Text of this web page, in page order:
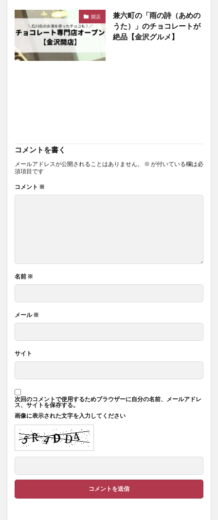
開店
兼六町の「雨の詩（あめの
うた）」のチョコレートが
絶品【金沢グルメ】
コメントを書く
メールアドレスが公開されることはありません。 ※ が付いている欄は必
須項目です
コメント ※
名前 ※
メール※
サイト
次回のコメントで使用するためブラウザーに自分の名前、メールアドレ
ス、サイトを保存する。
画像に表示された文字を入力してください